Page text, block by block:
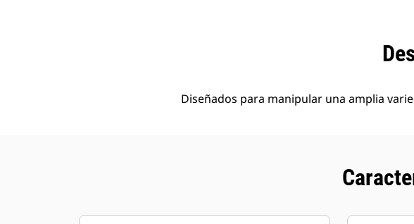
Diseñados para manipular una amplia